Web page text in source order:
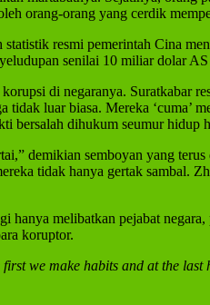
orang-orang yang cerdik
resmi pemerintah Cina
senilai 10 miliar dolar
di negaranya. Suratkabar
tidak luar biasa. Mereka
bersalah dihukum seumur hidup
demikian semboyan yang
tidak hanya gertak sambal.
hanya melibatkan pejabat
koruptor.
first we make habits and at the last